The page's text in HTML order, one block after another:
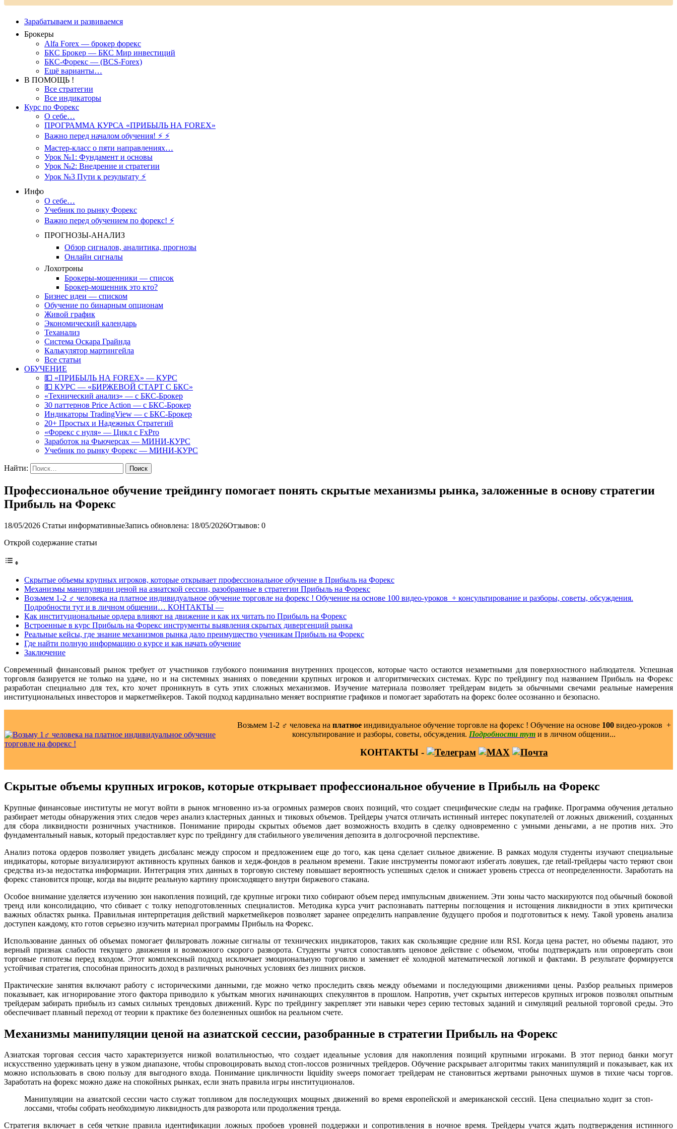
Зарабатываем и развиваемся
Брокеры
Alfa Forex — брокер форекс
БКС Брокер — БКС Мир инвестиций
БКС-Форекс — (BCS-Forex)
Ещё варианты…
В ПОМОЩЬ !
Все стратегии
Все индикаторы
Курс по Форекс
О себе…
ПРОГРАММА КУРСА «ПРИБЫЛЬ НА FOREX»
Важно перед началом обучения! ⚡ ⚡
Мастер-класс о пяти направлениях…
Урок №1: Фундамент и основы
Урок №2: Внедрение и стратегии
Урок №3 Пути к результату ⚡️
Инфо
О себе…
Учебник по рынку Форекс
Важно перед обучением по форекс! ⚡
ПРОГНОЗЫ-АНАЛИЗ
Обзор сигналов, аналитика, прогнозы
Онлайн сигналы
Лохотроны
Брокеры-мошенники — список
Брокер-мошенник это кто?
Бизнес идеи — списком
Обучение по бинарным опционам
Живой график
Экономический календарь
Теханализ
Система Оскара Грайнда
Калькулятор мартингейла
Все статьи
ОБУЧЕНИЕ
💵 «ПРИБЫЛЬ НА FOREX» — КУРС
💵 КУРС — «БИРЖЕВОЙ СТАРТ С БКС»
«Технический анализ» — с БКС-Брокер
30 паттернов Price Action — с БКС-Брокер
Индикаторы TradingView — с БКС-Брокер
20+ Простых и Надежных Стратегий
«Форекс с нуля» — Цикл с FxPro
Заработок на Фьючерсах — МИНИ-КУРС
Учебник по рынку Форекс — МИНИ-КУРС
Найти:
Профессиональное обучение трейдингу помогает понять скрытые механизмы рынка, заложенные в основу стратегии
Прибыль на Форекс
18/05/2026 Статьи информативныеЗапись обновлена: 18/05/2026Отзывов: 0
Открой содержание статьи
Скрытые объемы крупных игроков, которые открывает профессиональное обучение в Прибыль на Форекс
Механизмы манипуляции ценой на азиатской сессии, разобранные в стратегии Прибыль на Форекс
Возьмем 1-2 ‍♂️ человека на платное индивидуальное обучение торговле на форекс ! Обучение на основе 100 видео-уроков ️ + консультирование и разборы, советы, обсуждения.
Подробности тут и в личном общении… КОНТАКТЫ —
Как институциональные ордера влияют на движение и как их читать по Прибыль на Форекс
Встроенные в курс Прибыль на Форекс инструменты выявления скрытых дивергенций рынка
Реальные кейсы, где знание механизмов рынка дало преимущество ученикам Прибыль на Форекс
Где найти полную информацию о курсе и как начать обучение
Заключение
Современный финансовый рынок требует от участников глубокого понимания внутренних процессов, которые часто остаются незаметными для поверхностного наблюдателя. Успешная
торговля базируется не только на удаче, но и на системных знаниях о поведении крупных игроков и алгоритмических системах. Курс по трейдингу под названием Прибыль на Форекс
разработан специально для тех, кто хочет проникнуть в суть этих сложных механизмов. Изучение материала позволяет трейдерам видеть за обычными свечами реальные намерения
институциональных инвесторов и маркетмейкеров. Такой подход кардинально меняет восприятие графиков и помогает заработать на форекс более осознанно и безопасно.
Возьмем 1-2 ‍♂️ человека на платноеиндивидуальное обучение торговле на форекс ! Обучение на основе 100видео-уроков ️ +
консультирование и разборы, советы, обсуждения. Подробности тут и в личном общении...
КОНТАКТЫ -
Скрытые объемы крупных игроков, которые открывает профессиональное обучение в Прибыль на Форекс
Крупные финансовые институты не могут войти в рынок мгновенно из-за огромных размеров своих позиций, что создает специфические следы на графике. Программа обучения детально
разбирает методы обнаружения этих следов через анализ кластерных данных и тиковых объемов. Трейдеры учатся отличать истинный интерес покупателей от ложных движений, созданных
для сбора ликвидности розничных участников. Понимание природы скрытых объемов дает возможность входить в сделку одновременно с умными деньгами, а не против них. Это
фундаментальный навык, который предоставляет курс по трейдингу для стабильного увеличения депозита в долгосрочной перспективе.
Анализ потока ордеров позволяет увидеть дисбаланс между спросом и предложением еще до того, как цена сделает сильное движение. В рамках модуля студенты изучают специальные
индикаторы, которые визуализируют активность крупных банков и хедж-фондов в реальном времени. Такие инструменты помогают избегать ловушек, где retail-трейдеры часто теряют свои
средства из-за недостатка информации. Интеграция этих данных в торговую систему повышает вероятность успешных сделок и снижает уровень стресса от неопределенности. Заработать на
форекс становится проще, когда вы видите реальную картину происходящего внутри биржевого стакана.
Особое внимание уделяется изучению зон накопления позиций, где крупные игроки тихо собирают объем перед импульсным движением. Эти зоны часто маскируются под обычный боковой
тренд или консолидацию, что сбивает с толку неподготовленных специалистов. Методика курса учит распознавать паттерны поглощения и истощения ликвидности в этих критически
важных областях рынка. Правильная интерпретация действий маркетмейкеров позволяет заранее определить направление будущего пробоя и подготовиться к нему. Такой уровень анализа
доступен каждому, кто готов серьезно изучить материал программы Прибыль на Форекс.
Использование данных об объемах помогает фильтровать ложные сигналы от технических индикаторов, таких как скользящие средние или RSI. Когда цена растет, но объемы падают, это
верный признак слабости текущего движения и возможного скорого разворота. Студенты учатся сопоставлять ценовое действие с объемом, чтобы подтверждать или опровергать свои
торговые гипотезы перед входом. Этот комплексный подход исключает эмоциональную торговлю и заменяет её холодной математической логикой и фактами. В результате формируется
устойчивая стратегия, способная приносить доход в различных рыночных условиях без лишних рисков.
Практические занятия включают работу с историческими данными, где можно четко проследить связь между объемами и последующими движениями цены. Разбор реальных примеров
показывает, как игнорирование этого фактора приводило к убыткам многих начинающих спекулянтов в прошлом. Напротив, учет скрытых интересов крупных игроков позволял опытным
трейдерам забирать прибыль из самых сильных трендовых движений. Курс по трейдингу закрепляет эти навыки через серию тестовых заданий и симуляций реальной торговой среды. Это
обеспечивает плавный переход от теории к практике без болезненных ошибок на реальном счете.
Механизмы манипуляции ценой на азиатской сессии, разобранные в стратегии Прибыль на Форекс
Азиатская торговая сессия часто характеризуется низкой волатильностью, что создает идеальные условия для накопления позиций крупными игроками. В этот период банки могут
искусственно удерживать цену в узком диапазоне, чтобы спровоцировать выход стоп-лоссов розничных трейдеров. Обучение раскрывает алгоритмы таких манипуляций и показывает, как их
можно использовать в свою пользу для выгодного входа. Понимание цикличности liquidity sweeps помогает трейдерам не становиться жертвами рыночных шумов в тихие часы торгов.
Заработать на форекс можно даже на спокойных рынках, если знать правила игры институционалов.
Манипуляции на азиатской сессии часто служат топливом для последующих мощных движений во время европейской и американской сессий. Цена специально ходит за стоп-
лоссами, чтобы собрать необходимую ликвидность для разворота или продолжения тренда.
Стратегия включает в себя четкие правила идентификации ложных пробоев уровней поддержки и сопротивления в ночное время. Трейдеры учатся ждать подтверждения истинного